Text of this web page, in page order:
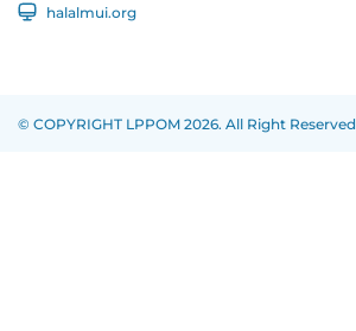
halalmui.org
© COPYRIGHT LPPOM 2026. All Right Reserved